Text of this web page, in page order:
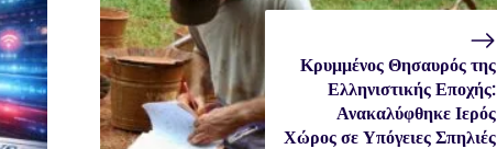
Κρυμμένος Θησαυρός της
Ελληνιστικής Εποχής:
Ανακαλύφθηκε Ιερός
Χώρος σε Υπόγειες Σπηλιές